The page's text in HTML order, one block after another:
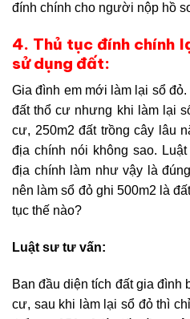
đính chính cho người nộp hồ
4. Thủ tục đính chính
sử dụng đất:
Gia đình em mới làm lại sổ
đất thổ cư nhưng khi làm lại
cư, 250m2 đất trồng cây lâu
địa chính nói không sao.
địa chính làm như vậy là
nên làm sổ đỏ ghi 500m2 là
tục thế nào?
Luật sư tư vấn:
Ban đầu diện tích đất gia đình
cư, sau khi làm lại sổ đỏ thì